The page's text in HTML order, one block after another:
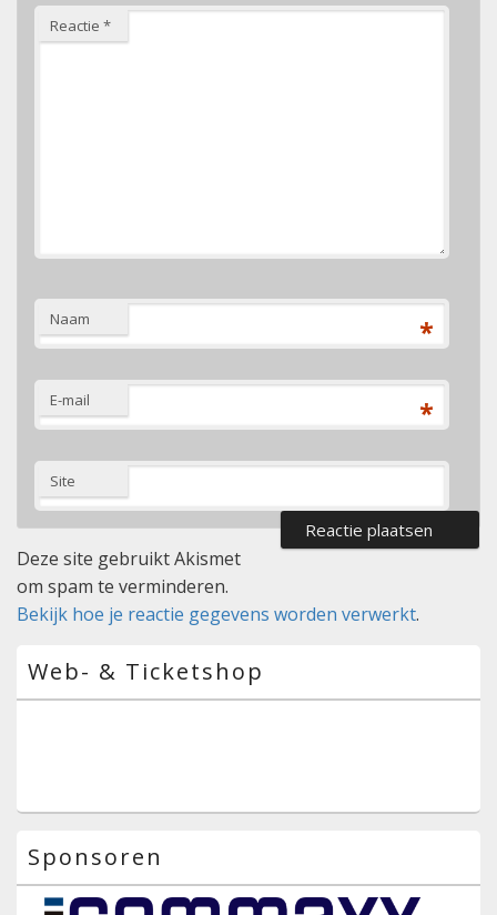
Reactie *
Naam *
E-mail *
Site
Deze site gebruikt Akismet
om spam te verminderen.
Bekijk hoe je reactie gegevens worden verwerkt.
zijbalk
widget
Web- & Ticketshop
Sponsoren